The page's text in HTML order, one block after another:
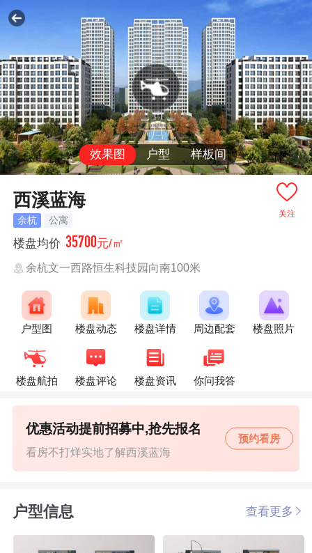
效果图 户型 样板间
关注
西溪蓝海
余杭 公寓
楼盘均价 35700元/㎡
余杭文一西路恒生科技园向南100米
户型图 楼盘动态 楼盘详情 周边配套 楼盘照片
楼盘航拍 楼盘评论 楼盘资讯 你问我答
看房不打烊实地了解西溪蓝海
优惠活动提前招募中,抢先报名
预约看房
户型信息 查看更多